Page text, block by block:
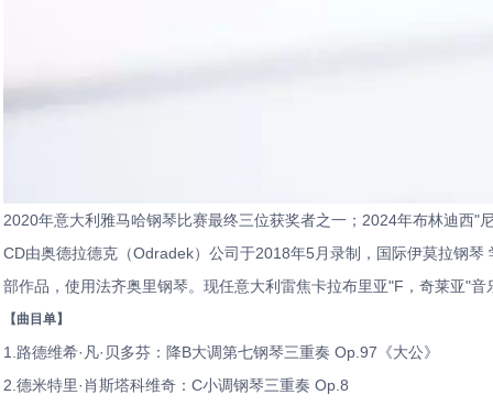
2020年意大利雅马哈钢琴比赛最终三位获奖者之一；2024年布林迪西"
CD由奥德拉德克（Odradek）公司于2018年5月录制，国际伊莫拉钢
部作品，使用法齐奥里钢琴。现任意大利雷焦卡拉布里亚"F，奇莱亚"音
【曲目单】
1.路德维希·凡·贝多芬：降B大调第七钢琴三重奏 Op.97《大公》
2.德米特里·肖斯塔科维奇：C小调钢琴三重奏 Op.8